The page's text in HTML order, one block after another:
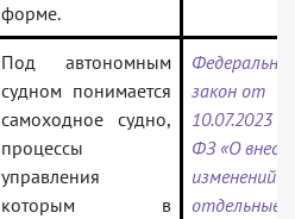
форме.
Под автономным
судном понимается
самоходное судно,
процессы
управления
которым в
закон от
10.07.2023
ФЗ «О
изменений в
отдельные